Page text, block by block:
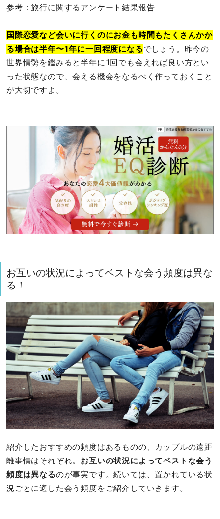
参考：旅行に関するアンケート結果報告
国際恋愛など会いに行くのにお金も時間もたくさんかか
る場合は半年〜1年に一回程度になるでしょう。昨今の
世界情勢を鑑みると半年に1回でも会えれば良い方とい
った状態なので、会える機会をなるべく作っておくこと
が大切ですよ。
お互いの状況によってベストな会う頻度は異な
る！
紹介したおすすめの頻度はあるものの、カップルの遠距
離事情はそれぞれ。 お互いの状況によってベストな会う
頻度は異なるのが事実です。続いては、置かれている状
況ごとに適した会う頻度をご紹介していきます。